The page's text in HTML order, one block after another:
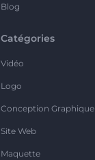
Blog
Catégories
Vidéo
Logo
Conception Graphique
Site Web
Maquette